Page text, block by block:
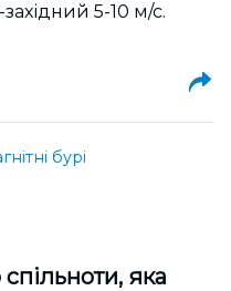
західний 5-10 м/с.
бурі
яка